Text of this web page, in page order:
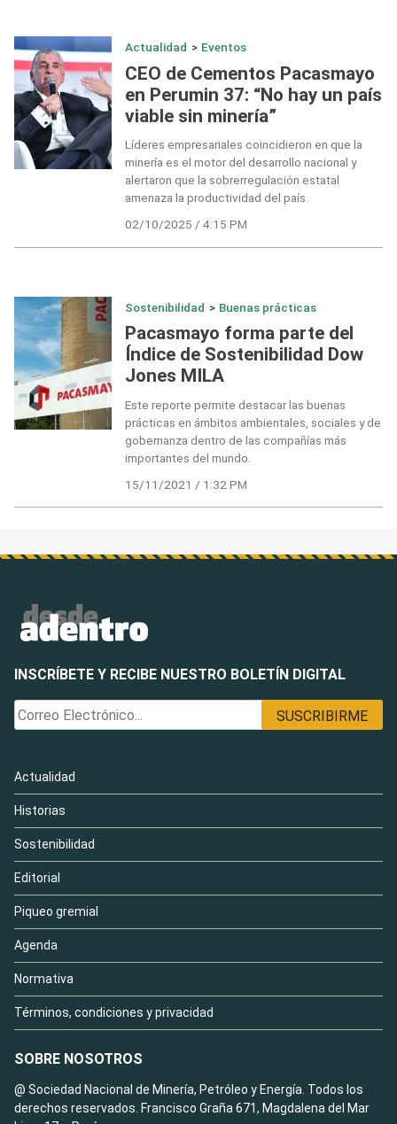
Actualidad > Eventos
CEO de Cementos Pacasmayo
en Perumin 37: “No hay un país
viable sin minería”
Líderes empresariales coincidieron en que la
minería es el motor del desarrollo nacional y
alertaron que la sobrerregulación estatal
amenaza la productividad del país.
02/10/2025 / 4:15 PM
Sostenibilidad > Buenas prácticas
Pacasmayo forma parte del
Índice de Sostenibilidad Dow
Jones MILA
Este reporte permite destacar las buenas
prácticas en ámbitos ambientales, sociales y de
gobernanza dentro de las compañías más
importantes del mundo.
15/11/2021 / 1:32 PM
INSCRÍBETE Y RECIBE NUESTRO BOLETÍN DIGITAL
Actualidad
Historias
Sostenibilidad
Editorial
Piqueo gremial
Agenda
Normativa
Términos, condiciones y privacidad
SOBRE NOSOTROS
@ Sociedad Nacional de Minería, Petróleo y Energía. Todos los
derechos reservados. Francisco Graña 671, Magdalena del Mar